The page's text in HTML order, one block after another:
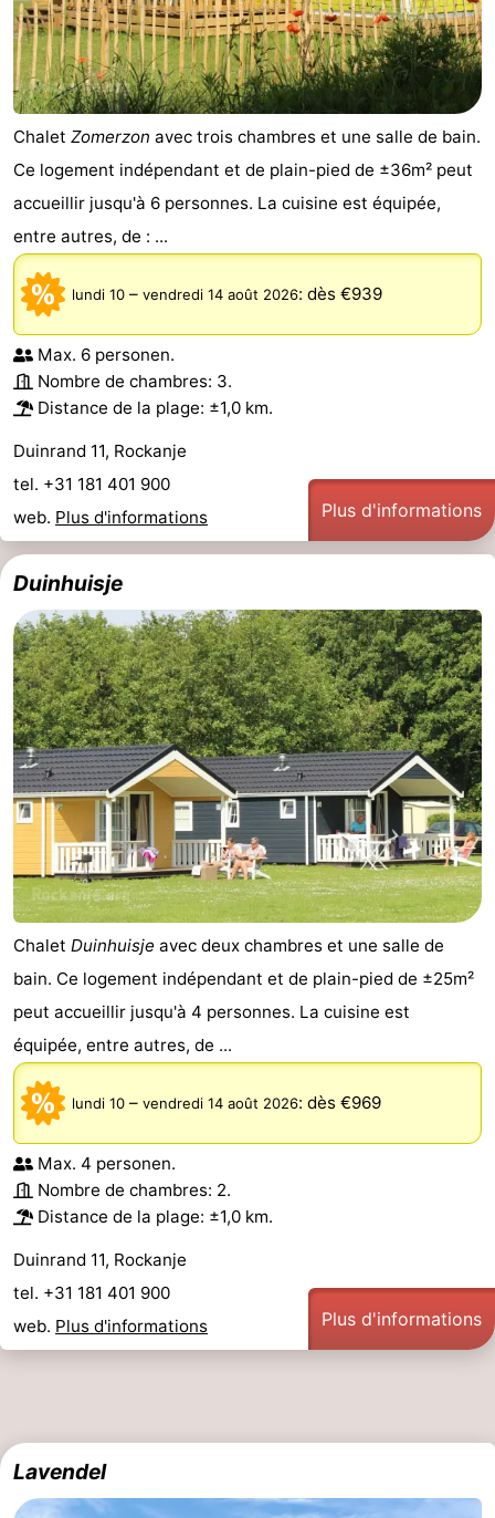
Chalet Zomerzon avec trois chambres et une salle de bain.
Ce logement indépendant et de plain-pied de ±36m² peut
accueillir jusqu'à 6 personnes. La cuisine est équipée,
entre autres, de : ...
lundi 10 – vendredi 14 août 2026: dès €939
Max. 6 personen.
Nombre de chambres: 3.
Distance de la plage: ±1,0 km.
Duinrand 11, Rockanje
tel. +31 181 401 900
web. Plus d'informations Plus d'informations
Duinhuisje
Chalet Duinhuisje avec deux chambres et une salle de
bain. Ce logement indépendant et de plain-pied de ±25m²
peut accueillir jusqu'à 4 personnes. La cuisine est
équipée, entre autres, de ...
lundi 10 – vendredi 14 août 2026: dès €969
Max. 4 personen.
Nombre de chambres: 2.
Distance de la plage: ±1,0 km.
Duinrand 11, Rockanje
tel. +31 181 401 900
web. Plus d'informations Plus d'informations
Lavendel